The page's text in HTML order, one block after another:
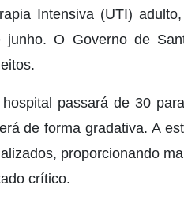
Intensiva (UTI)
junho. O Governo de
passará de 30
de forma gradativa. A
proporcionando
crítico.